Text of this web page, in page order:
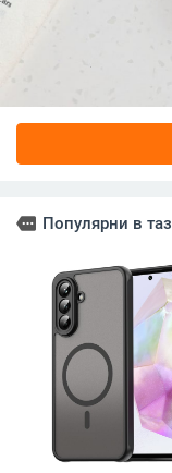
more Популярни в